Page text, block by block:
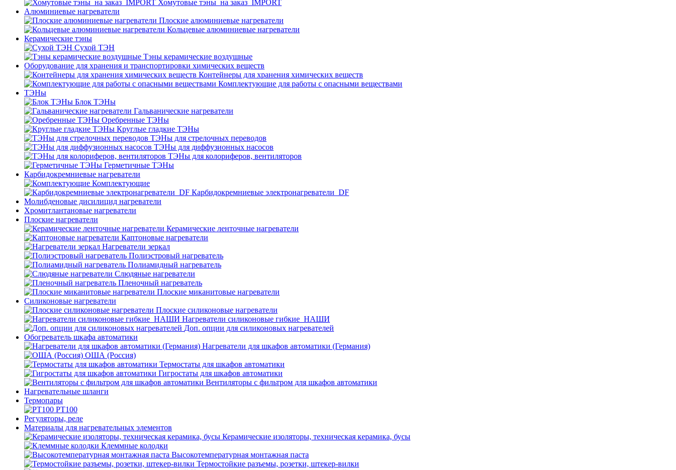
Хомутовые тэны_на заказ_IMPORT
Алюминиевые нагреватели
Плоские алюминиевые нагреватели
Кольцевые алюминиевые нагреватели
Керамические тэны
Сухой ТЭН
Тэны керамические воздушные
Оборудование для хранения и транспортировки химических веществ
Контейнеры для хранения химических веществ
Комплектующие для работы с опасными веществами
ТЭНы
Блок ТЭНы
Гальванические нагреватели
Оребренные ТЭНы
Круглые гладкие ТЭНы
ТЭНы для стрелочных переводов
ТЭНы для диффузионных насосов
ТЭНы для колориферов, вентиляторов
Герметичные ТЭНы
Карбидокремниевые нагреватели
Комплектующие
Карбидокремниевые электронагреватели_DF
Молибденовые дисилицид нагреватели
Хромитлантановые нагреватели
Плоские нагреватели
Керамические ленточные нагреватели
Каптоновые нагреватели
Нагреватели зеркал
Полиэстровый нагреватель
Полиамидный нагреватель
Слюдяные нагреватели
Пленочный нагреватель
Плоские миканитовые нагреватели
Силиконовые нагреватели
Плоские силиконовые нагреватели
Нагреватели силиконовые гибкие_НАШИ
Доп. опции для силиконовых нагревателей
Обогреватель шкафа автоматики
Нагреватели для шкафов автоматики (Германия)
ОША (Россия)
Термостаты для шкафов автоматики
Гигростаты для шкафов автоматики
Вентиляторы с фильтром для шкафов автоматики
Нагревательные шланги
Термопары
PT100
Регуляторы, реле
Материалы для нагревательных элементов
Керамические изоляторы, техническая керамика, бусы
Клеммные колодки
Высокотемпературная монтажная паста
Термостойкие разъемы, розетки, штекер-вилки